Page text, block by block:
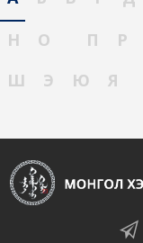
Н
О П Р
Ш
Э Ю Я